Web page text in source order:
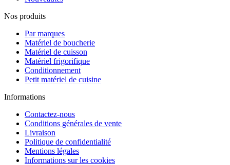
Nos produits
Par marques
Matériel de boucherie
Matériel de cuisson
Matériel frigorifique
Conditionnement
Petit matériel de cuisine
Informations
Contactez-nous
Conditions générales de vente
Livraison
Politique de confidentialité
Mentions légales
Informations sur les cookies